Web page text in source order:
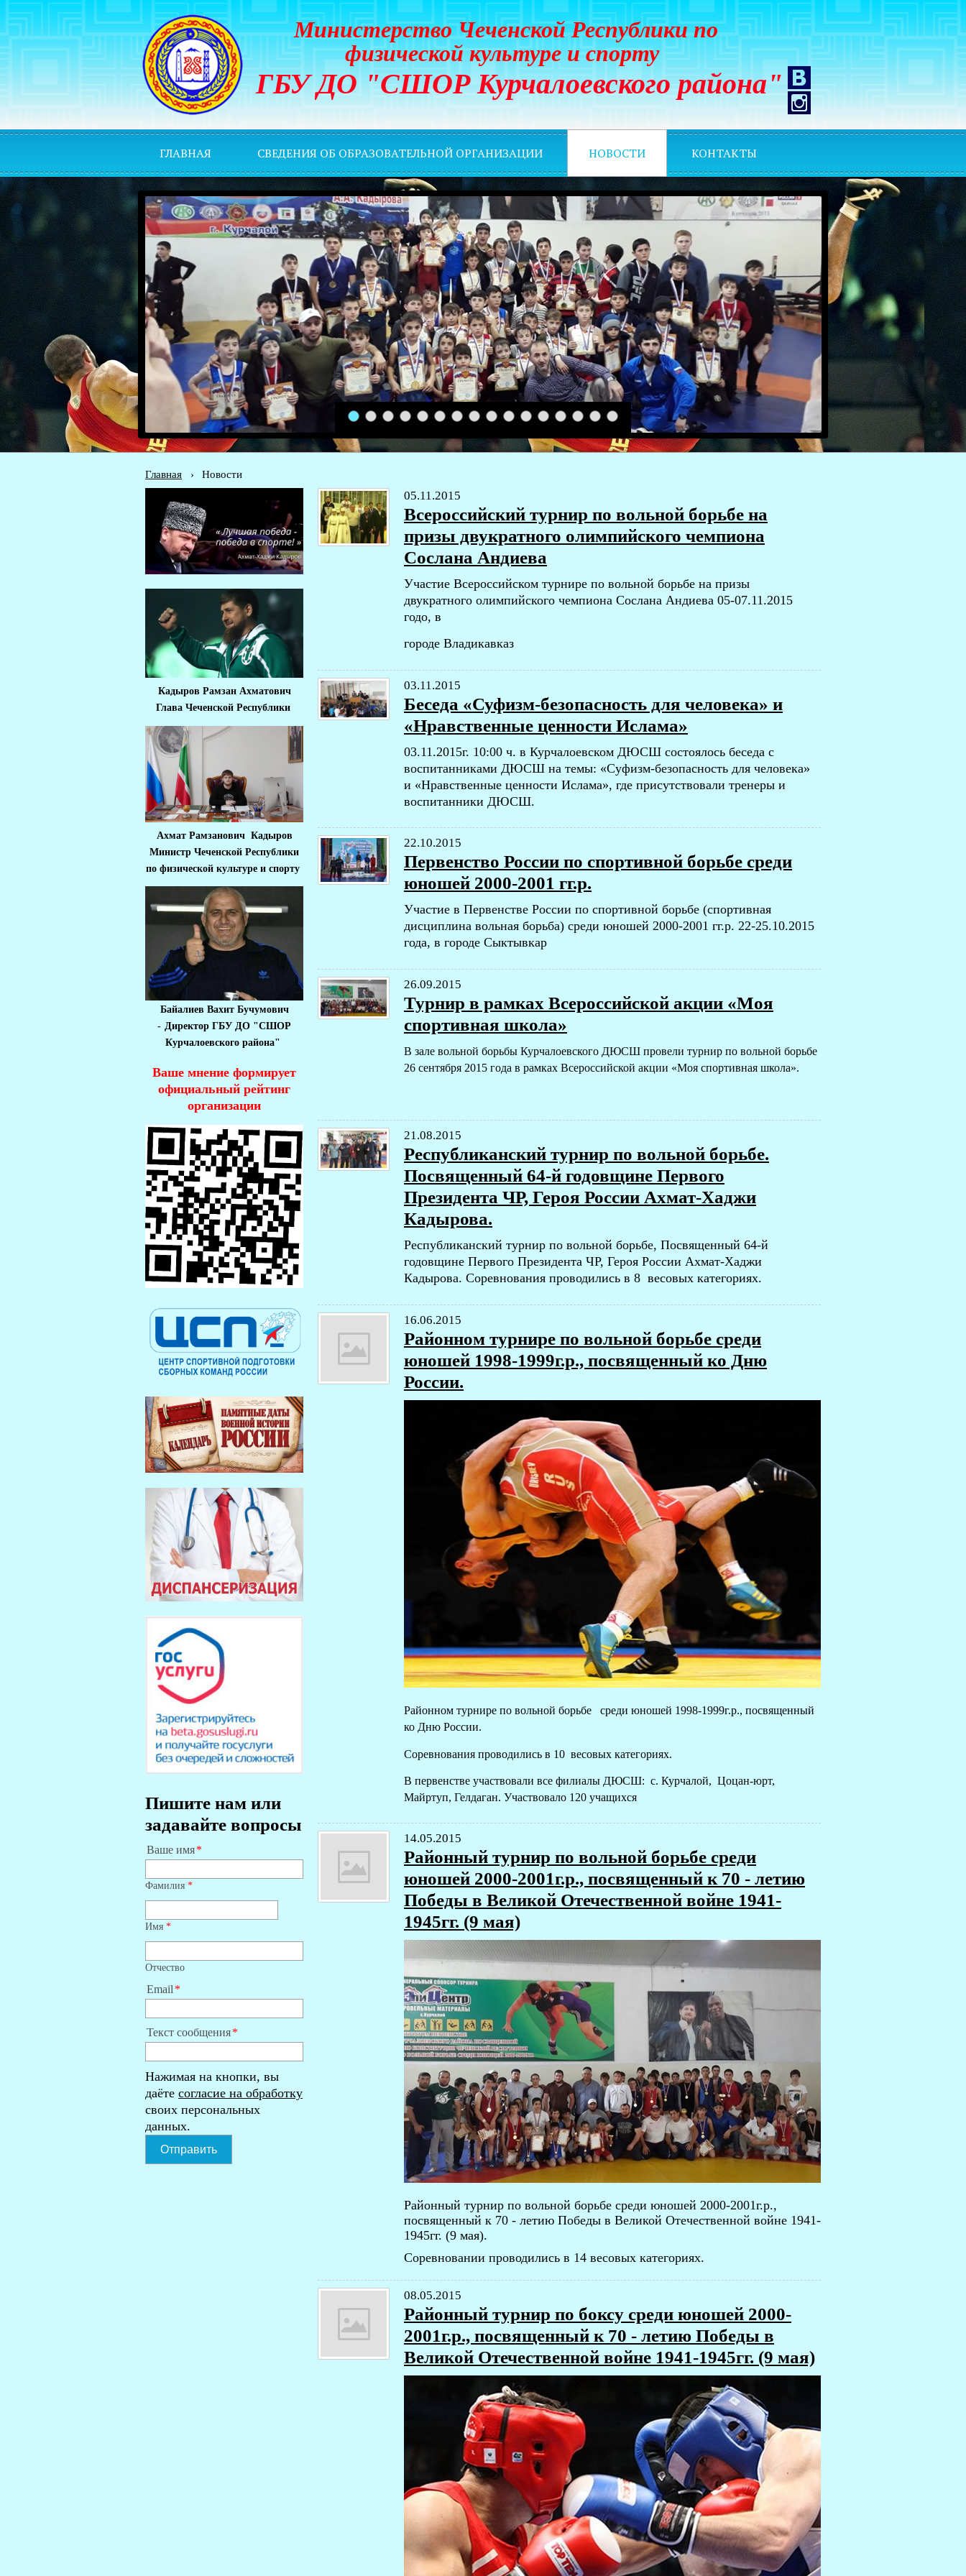
Министерство Чеченской Республики по
ГБУ ДО "СШОР Курчалоевского района"
физической культуре и спорту
ГЛАВНАЯ СВЕДЕНИЯ ОБ ОБРАЗОВАТЕЛЬНОЙ ОРГАНИЗАЦИИ НОВОСТИ КОНТАКТЫ
1 2 3 4 5 6 7 8 9 10 11 12 13 14 15 16
Главная › Новости
Кадыров Рамзан Ахматович
Глава Чеченской Республики
Ахмат Рамзанович Кадыров
Министр Чеченской Республики
по физической культуре и спорту
Байалиев Вахит Бучумович
- Директор ГБУ ДО "СШОР
Курчалоевского района"
Ваше мнение формирует
официальный рейтинг
организации
Пишите нам или
задавайте вопросы
Ваше имя
Фамилия *
Имя *
Отчество
Email
Текст сообщения
Нажимая на кнопки, вы
даёте согласие на обработку
своих персональных
данных.
Отправить
05.11.2015
Всероссийский турнир по вольной борьбе на
призы двукратного олимпийского чемпиона
Сослана Андиева
Участие Всероссийском турнире по вольной борьбе на призы
двукратного олимпийского чемпиона Сослана Андиева 05-07.11.2015
годо, в
городе Владикавказ
03.11.2015
Беседа «Суфизм-безопасность для человека» и
«Нравственные ценности Ислама»
03.11.2015г. 10:00 ч. в Курчалоевском ДЮСШ состоялось беседа с
воспитанниками ДЮСШ на темы: «Суфизм-безопасность для человека»
и «Нравственные ценности Ислама», где присутствовали тренеры и
воспитанники ДЮСШ.
22.10.2015
Первенство России по спортивной борьбе среди
юношей 2000-2001 гг.р.
Участие в Первенстве России по спортивной борьбе (спортивная
дисциплина вольная борьба) среди юношей 2000-2001 гг.р. 22-25.10.2015
года, в городе Сыктывкар
26.09.2015
Турнир в рамках Всероссийской акции «Моя
спортивная школа»
В зале вольной борьбы Курчалоевского ДЮСШ провели турнир по вольной борьбе
26 сентября 2015 года в рамках Всероссийской акции «Моя спортивная школа».
21.08.2015
Республиканский турнир по вольной борьбе.
Посвященный 64-й годовщине Первого
Президента ЧР, Героя России Ахмат-Хаджи
Кадырова.
Республиканский турнир по вольной борьбе, Посвященный 64-й
годовщине Первого Президента ЧР, Героя России Ахмат-Хаджи
Кадырова. Соревнования проводились в 8 весовых категориях.
16.06.2015
Районном турнире по вольной борьбе среди
юношей 1998-1999г.р., посвященный ко Дню
России.
Районном турнире по вольной борьбе среди юношей 1998-1999г.р., посвященный
ко Дню России.
Соревнования проводились в 10 весовых категориях.
В первенстве участвовали все филиалы ДЮСШ: с. Курчалой, Цоцан-юрт,
Майртуп, Гелдаган. Участвовало 120 учащихся
14.05.2015
Районный турнир по вольной борьбе среди
юношей 2000-2001г.р., посвященный к 70 - летию
Победы в Великой Отечественной войне 1941-
1945гг. (9 мая)
Районный турнир по вольной борьбе среди юношей 2000-2001г.р.,
посвященный к 70 - летию Победы в Великой Отечественной войне 1941-
1945гг. (9 мая).
Соревновании проводились в 14 весовых категориях.
08.05.2015
Районный турнир по боксу среди юношей 2000-
2001г.р., посвященный к 70 - летию Победы в
Великой Отечественной войне 1941-1945гг. (9 мая)